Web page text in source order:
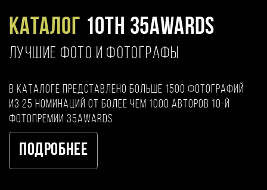
Каталог 10TH 35AWARDS
ЛУЧШИЕ ФОТО И ФОТОГРАФЫ
В каталоге представлено больше 1500 фотографий
из 25 номинаций от более чем 1000 авторов 10-й
фотопремии 35AWARDS
Подробнее